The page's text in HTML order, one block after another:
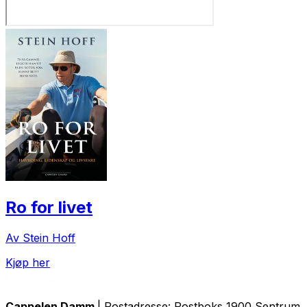
Ro for livet
Av Stein Hoff
Kjøp her